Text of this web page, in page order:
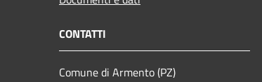
CONTATTI
Comune di Armento (PZ)